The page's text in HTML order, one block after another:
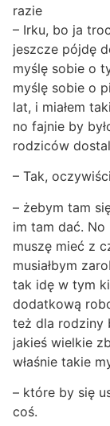
razie
– Irku, bo ja
jeszcze pójdę
myślę sobie o
myślę sobie o
lat, i miałem
no fajnie by
rodziców
– Tak,
– żebym tam
im tam dać. No
muszę mieć z
musiałbym
tak idę w tym
dodatkową
też dla rodziny
jakieś wielkie
właśnie takie
– które by się
coś.